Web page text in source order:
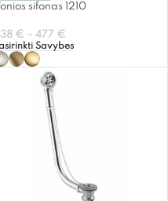
sifonas 1210
€ – 477 €
Savybes